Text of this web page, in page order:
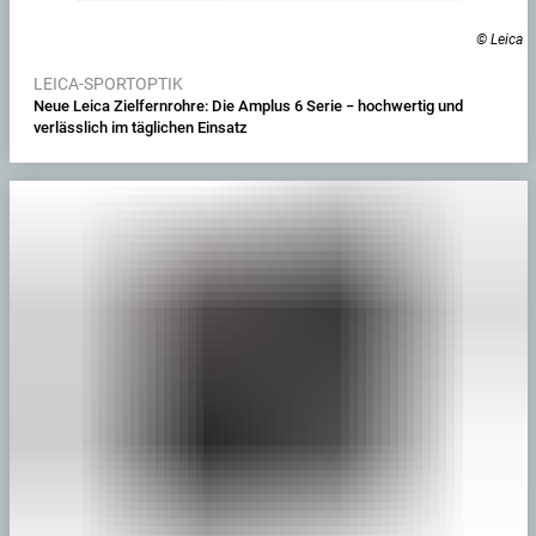
© Leica
LEICA-SPORTOPTIK
Neue Leica Zielfernrohre: Die Amplus 6 Serie − hochwertig und
verlässlich im täglichen Einsatz